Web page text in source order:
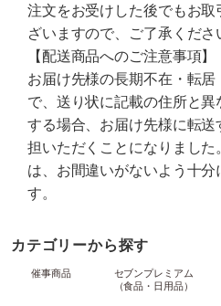
注文をお受けした後でもお
ざいますので、ご了承くださ
【配送商品へのご注意事項】
お届け先様の長期不在・転
で、送り状に記載の住所と
する場合、お届け先様に転
担いただくことになりまし
は、お間違いがないよう十分
す。
カテゴリーから探す
催事商品
セブンプレミアム
（食品・日用品）